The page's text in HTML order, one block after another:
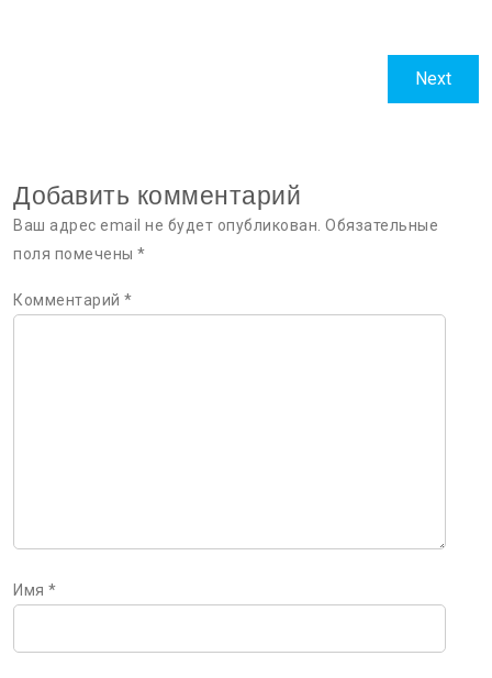
NextNext
post:
Добавить комментарий
Ваш адрес email не будет опубликован. Обязательные
поля помечены *
Комментарий *
Имя *